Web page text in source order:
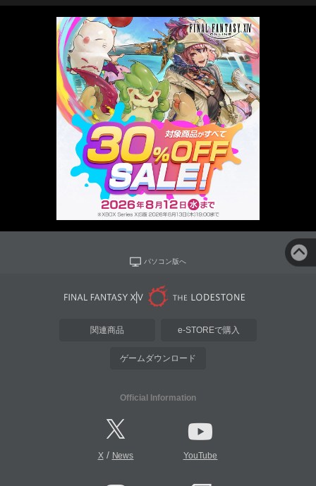
パソコン版へ
関連商品 e-STOREで購入
ゲームダウンロード
Official Information
X/ News YouTube